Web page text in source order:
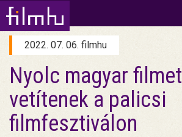
2022. 07. 06. filmhu
Nyolc magyar filmet
vetítenek a palicsi
filmfesztiválon